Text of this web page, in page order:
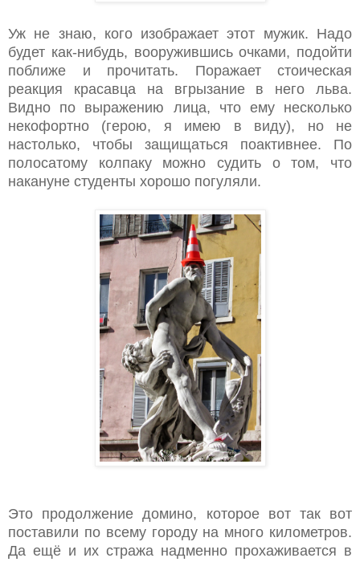
Уж не знаю, кого изображает этот мужик. Надо
будет как-нибудь, вооружившись очками, подойти
поближе и прочитать. Поражает стоическая
реакция красавца на вгрызание в него льва.
Видно по выражению лица, что ему несколько
некофортно (герою, я имею в виду), но не
настолько, чтобы защищаться поактивнее. По
полосатому колпаку можно судить о том, что
накануне студенты хорошо погуляли.
Это продолжение домино, которое вот так вот
поставили по всему городу на много километров.
Да ещё и их стража надменно прохаживается в